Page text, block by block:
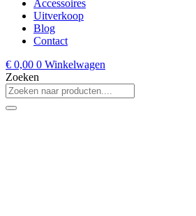
Accessoires
Uitverkoop
Blog
Contact
€ 0,00 0 Winkelwagen
Zoeken